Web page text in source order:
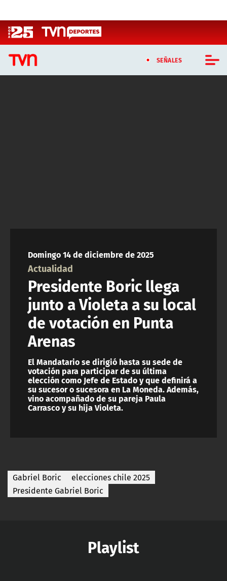
SEÑALES
ACTUALIDAD Y TENDENCIAS
CORPORATIVO Y TRANSPARENCIA
CANAL DE DENUNCIAS
ÁREA DE PROYECTOS
Domingo 14 de diciembre de 2025
Actualidad
Presidente Boric llega
junto a Violeta a su local
de votación en Punta
Arenas
El Mandatario se dirigió hasta su sede de
votación para participar de su última
elección como Jefe de Estado y que definirá a
su sucesor o sucesora en La Moneda. Además,
vino acompañado de su pareja Paula
Carrasco y su hija Violeta.
Gabriel Boric
elecciones chile 2025
Presidente Gabriel Boric
Playlist